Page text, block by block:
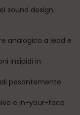
sound design
analogico a lead e
insipidi in
pesantemente
e in-your-face